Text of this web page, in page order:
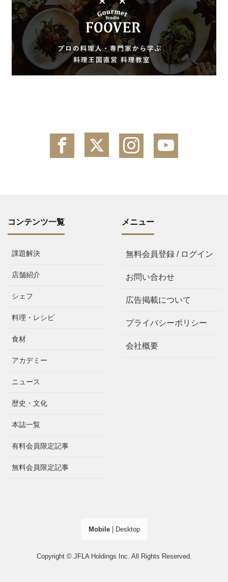
コンテンツ一覧
課題解決
店舗紹介
シェフ
料理・レシピ
食材
アカデミー
ニュース
歴史・文化
本誌一覧
有料会員限定記事
無料会員限定記事
メニュー
無料会員登録 / ログイン
お問い合わせ
広告掲載について
プライバシーポリシー
会社概要
Mobile| Desktop
Copyright © JFLA Holdings Inc. All Rights Reserved.